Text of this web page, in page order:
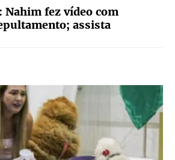
Nahim fez vídeo com
assista